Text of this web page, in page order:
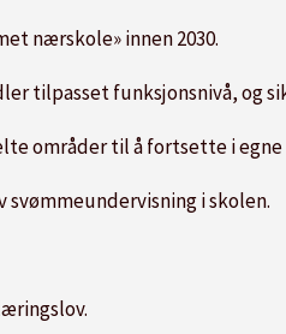
nærskole» innen 2030.
tilpasset funksjonsnivå, og
områder til å fortsette i
i skolen.